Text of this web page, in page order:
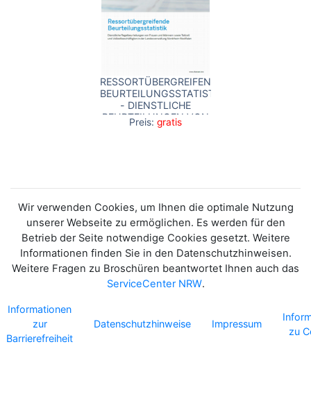
RESSORTÜBERGREIFENDE
BEURTEILUNGSSTATISTIK
- DIENSTLICHE
BEURTEILUNGEN VON
FRAUEN UND
LANDESVERWALTUNG
Preis: gratis
Wir verwenden Cookies, um Ihnen die optimale Nutzung
unserer Webseite zu ermöglichen. Es werden für den
Betrieb der Seite notwendige Cookies gesetzt. Weitere
Informationen finden Sie in den Datenschutzhinweisen.
Weitere Fragen zu Broschüren beantwortet Ihnen auch das
ServiceCenter NRW.
Informationen
zur
Barrierefreiheit
Datenschutzhinweise Impressum
zu